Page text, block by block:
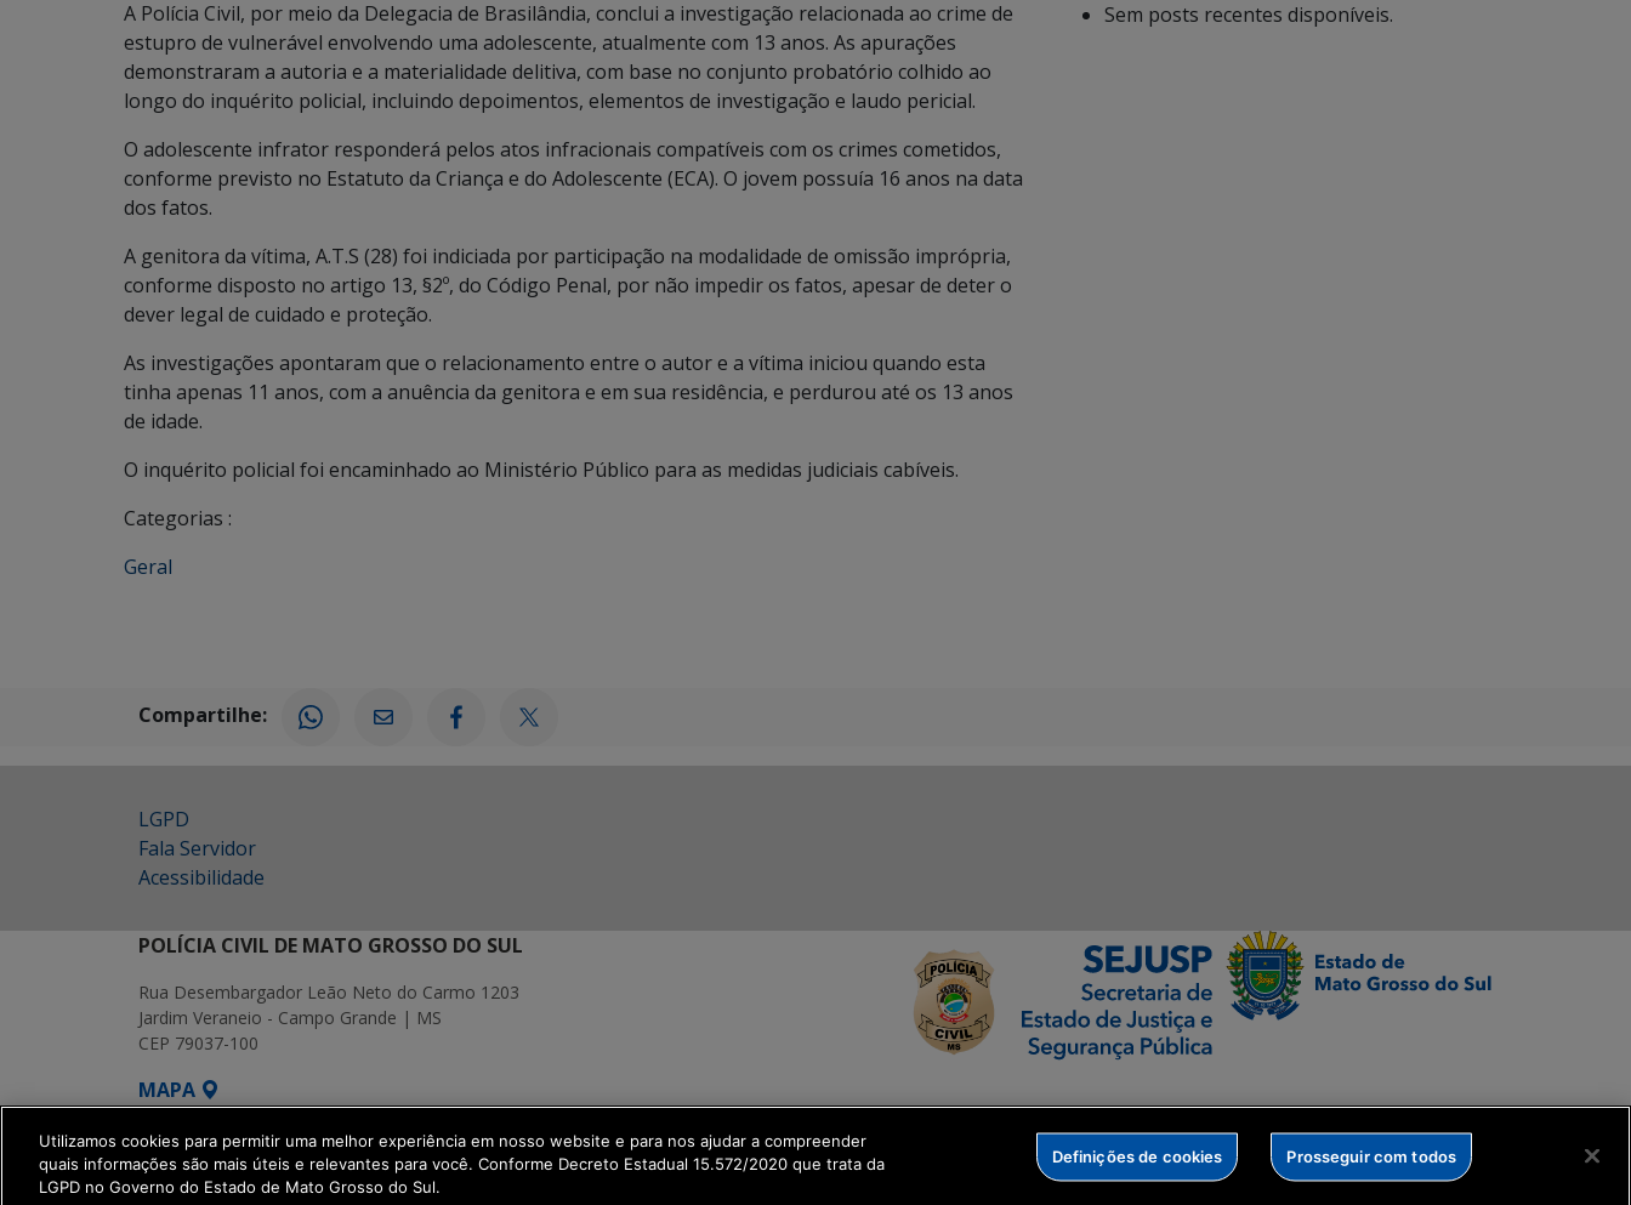
A Polícia Civil, por meio da Delegacia de Brasilândia, conclui a investigação relacionada ao crime de
estupro de vulnerável envolvendo uma adolescente, atualmente com 13 anos. As apurações
demonstraram a autoria e a materialidade delitiva, com base no conjunto probatório colhido ao
longo do inquérito policial, incluindo depoimentos, elementos de investigação e laudo pericial.
O adolescente infrator responderá pelos atos infracionais compatíveis com os crimes cometidos,
conforme previsto no Estatuto da Criança e do Adolescente (ECA). O jovem possuía 16 anos na data
dos fatos.
A genitora da vítima, A.T.S (28) foi indiciada por participação na modalidade de omissão imprópria,
conforme disposto no artigo 13, §2º, do Código Penal, por não impedir os fatos, apesar de deter o
dever legal de cuidado e proteção.
As investigações apontaram que o relacionamento entre o autor e a vítima iniciou quando esta
tinha apenas 11 anos, com a anuência da genitora e em sua residência, e perdurou até os 13 anos
de idade.
O inquérito policial foi encaminhado ao Ministério Público para as medidas judiciais cabíveis.
Categorias :
Geral
Sem posts recentes disponíveis.
Compartilhe:
LGPD
Fala Servidor
Acessibilidade
POLÍCIA CIVIL DE MATO GROSSO DO SUL
Rua Desembargador Leão Neto do Carmo 1203
Jardim Veraneio - Campo Grande | MS
CEP 79037-100
MAPA
SETDIG | Secretaria-Executiva de Transformação Digital
get_footer();
Utilizamos cookies para permitir uma melhor experiência em nosso website e para nos ajudar a compreender
quais informações são mais úteis e relevantes para você. Conforme Decreto Estadual 15.572/2020 que trata da
LGPD no Governo do Estado de Mato Grosso do Sul.
Definições de cookies Prosseguir com todos